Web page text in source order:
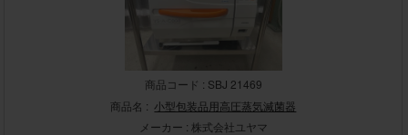
商品コード : SBJ 21469
商品名 : 小型包装品用高圧蒸気滅菌器
メーカー : 株式会社ユヤマ